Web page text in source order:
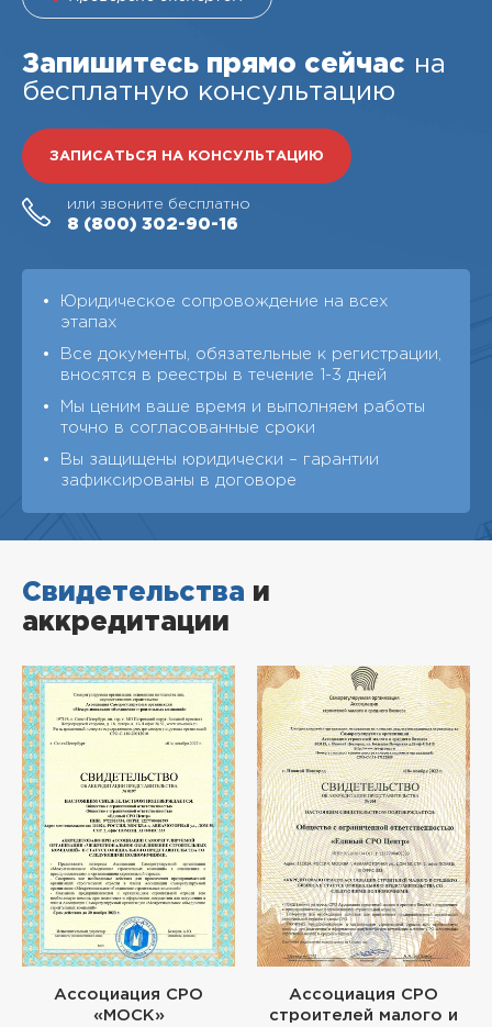
Запишитесь прямо сейчас на
бесплатную консультацию
ЗАПИСАТЬСЯ НА КОНСУЛЬТАЦИЮ
или звоните бесплатно
8 (800) 302-90-16
Юридическое сопровождение на всех
этапах
Все документы, обязательные к регистрации,
вносятся в реестры в течение 1-3 дней
Мы ценим ваше время и выполняем работы
точно в согласованные сроки
Вы защищены юридически – гарантии
зафиксированы в договоре
Свидетельства и
аккредитации
Ассоциация СРО
«МОСК»
Ассоциация СРО
строителей малого и